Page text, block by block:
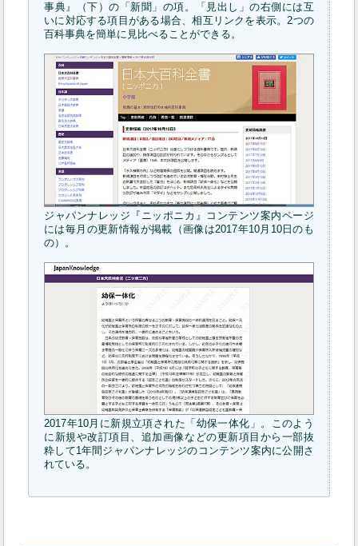
事典』（下）の「新聞」の項。「見出し」の右側には互
いに対応する項目がある場合、相互リンクを表示。2つの
百科事典を簡単に見比べることができる。
ジャパンナレッジ『ニッポニカ』コンテンツ案内ページ
には毎月の更新情報が掲載（画像は2017年10月10日のも
の）。
2017年10月に新規立項された「幼保一体化」。このよう
に新規や改訂項目、追加画像などの更新項目から一部抜
粋して1年間ジャパンナレッジのコンテンツ案内に公開さ
れている。